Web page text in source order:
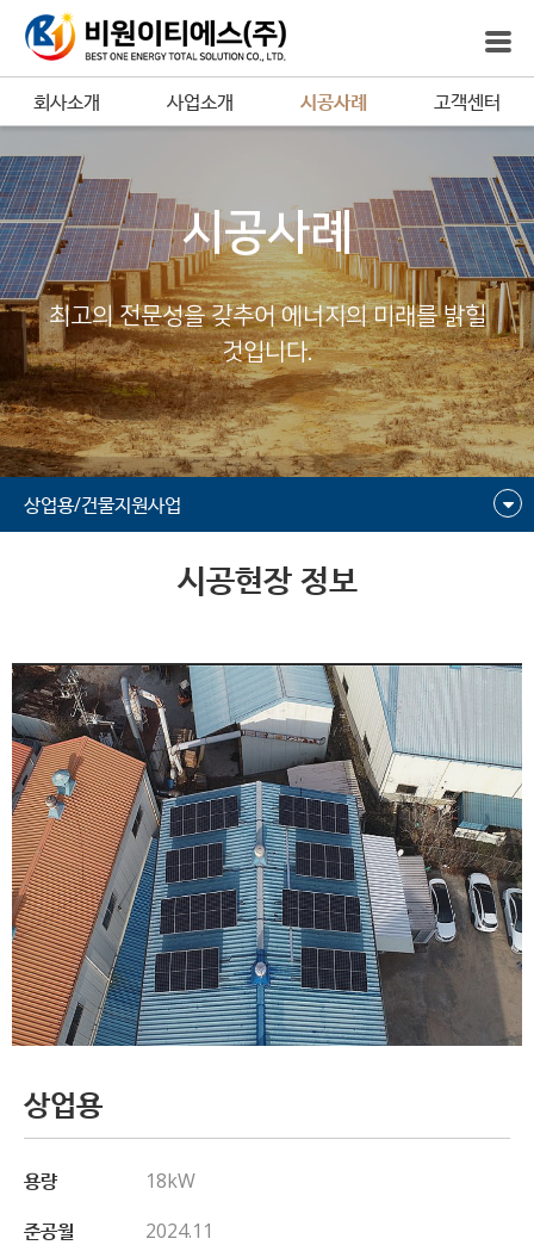
회사소개 사업소개 시공사례 고객센터
시공사례
최고의 전문성을 갖추어 에너지의 미래를 밝힐
것입니다.
상업용/건물지원사업
시공현장 정보
상업용
용량
18kW
준공월
2024.11